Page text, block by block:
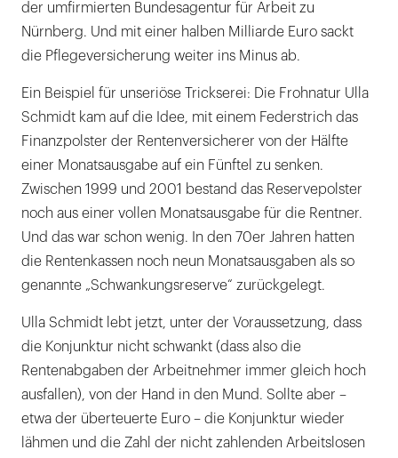
der umfirmierten Bundesagentur für Arbeit zu
Nürnberg. Und mit einer halben Milliarde Euro sackt
die Pflegeversicherung weiter ins Minus ab.
Ein Beispiel für unseriöse Trickserei: Die Frohnatur Ulla
Schmidt kam auf die Idee, mit einem Federstrich das
Finanzpolster der Rentenversicherer von der Hälfte
einer Monatsausgabe auf ein Fünftel zu senken.
Zwischen 1999 und 2001 bestand das Reservepolster
noch aus einer vollen Monatsausgabe für die Rentner.
Und das war schon wenig. In den 70er Jahren hatten
die Rentenkassen noch neun Monatsausgaben als so
genannte „Schwankungsreserve“ zurückgelegt.
Ulla Schmidt lebt jetzt, unter der Voraussetzung, dass
die Konjunktur nicht schwankt (dass also die
Rentenabgaben der Arbeitnehmer immer gleich hoch
ausfallen), von der Hand in den Mund. Sollte aber –
etwa der überteuerte Euro – die Konjunktur wieder
lähmen und die Zahl der nicht zahlenden Arbeitslosen